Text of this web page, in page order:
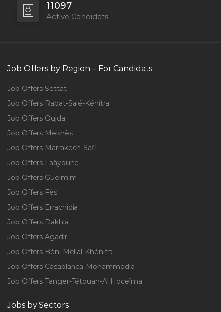
11097
Active Candidats
Job Offers by Region – For Candidats
Job Offers Settat
Job Offers Rabat-Salé-Kénitra
Job Offers Oujda
Job Offers Meknès
Job Offers Marrakech-Safi
Job Offers Laâyoune
Job Offers Guelmim
Job Offers Fès
Job Offers Errachidia
Job Offers Dakhla
Job Offers Agadir
Job Offers Béni Mellal-Khénifra
Job Offers Casablanca-Mohammedia
Job Offers Tanger-Tétouan-Al Hoceïma
Jobs by Sectors